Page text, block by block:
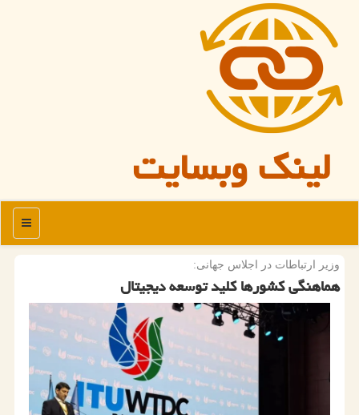
لینک وبسایت
منو
وزیر ارتباطات در اجلاس جهانی:
هماهنگی کشورها کلید توسعه دیجیتال